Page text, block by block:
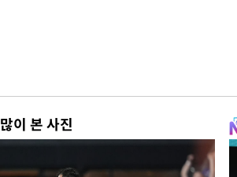
많이 본 사진